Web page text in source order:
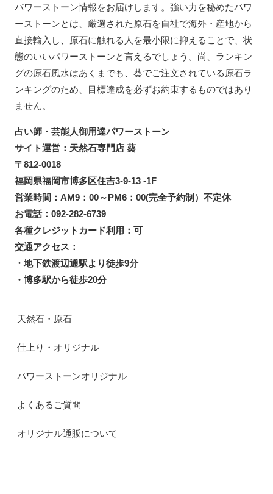
パワーストーン情報をお届けします。強い力を秘めたパワ
ーストーンとは、厳選された原石を自社で海外・産地から
直接輸入し、原石に触れる人を最小限に抑えることで、状
態のいいパワーストーンと言えるでしょう。尚、ランキン
グの原石風水はあくまでも、葵でご注文されている原石ラ
ンキングのため、目標達成を必ずお約束するものではあり
ません。
占い師・芸能人御用達パワーストーン
サイト運営：天然石専門店 葵
〒812-0018
福岡県福岡市博多区住吉3-9-13 -1F
営業時間：AM9：00～PM6：00(完全予約制）不定休
お電話：092-282-6739
各種クレジットカード利用：可
交通アクセス：
・地下鉄渡辺通駅より徒歩9分
・博多駅から徒歩20分
天然石・原石
仕上り・オリジナル
パワーストーンオリジナル
よくあるご質問
オリジナル通販について